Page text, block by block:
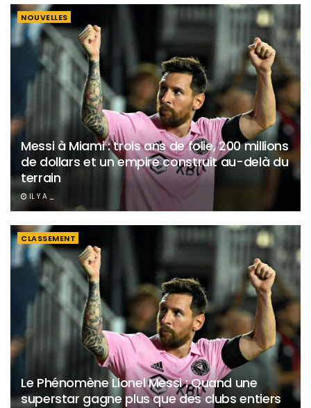
NOUVELLES
Messi à Miami : trois ans de folie, 200 millions
de dollars et un empire construit au-delà du
terrain
IL Y A _
CLASSEMENT
Le Phénomène Lionel Messi : Quand une
superstar gagne plus que des clubs entiers